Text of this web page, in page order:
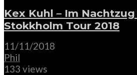
Kex Kuhl – Im
Stokkholm Tour 2018
11/11/2018
Phil
133 views